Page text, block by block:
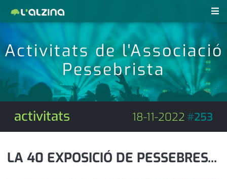
notícies
últimes notícies
activitats
agenda
economia
revistes pdf
anunciants
subscripció
Activitats de l'Associació
Pessebrista
activitats 18-11-2022#253
LA 40 EXPOSICIÓ DE PESSEBRES...